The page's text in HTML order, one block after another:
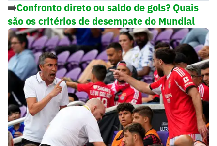
➡️Confronto direto ou saldo de gols? Quais
são os critérios de desempate do Mundial